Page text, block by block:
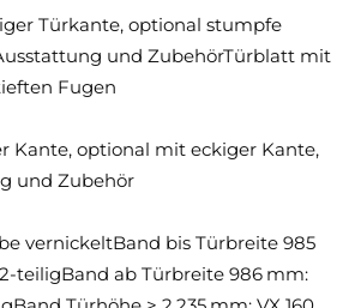
Türkante, optional stumpfe
und ZubehörTürblatt mit
Fugen
Kante, optional mit eckiger Kante,
und Zubehör
vernickeltBand bis Türbreite 985
teiligBand ab Türbreite 986 mm: